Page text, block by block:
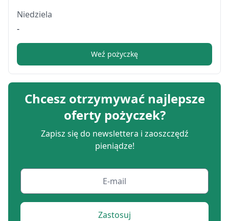
Niedziela
-
Weź pożyczkę
Chcesz otrzymywać najlepsze
oferty pożyczek?
Zapisz się do newslettera i zaoszczędź
pieniądze!
Zastosuj